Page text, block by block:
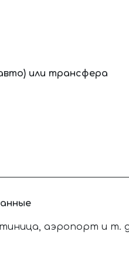
или трансфера
аэропорт и т.